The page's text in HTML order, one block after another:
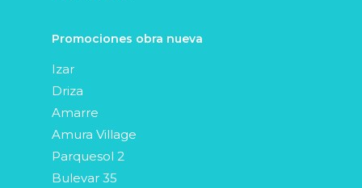
Promociones obra nueva
Izar
Driza
Amarre
Amura Village
Parquesol 2
Bulevar 35